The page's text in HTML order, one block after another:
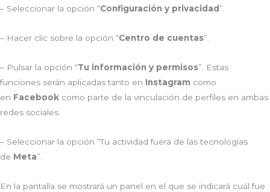
– Seleccionar la opción “Configuración y privacidad ”.
– Hacer clic sobre la opción “Centro de cuentas”.
– Pulsar la opción “Tu información y permisos”. Estas
funciones serán aplicadas tanto en Instagram como
en Facebook como parte de la vinculación de perfiles en ambas
redes sociales.
– Seleccionar la opción “Tu actividad fuera de las tecnologías
de Meta”.
En la pantalla se mostrará un panel en el que se indicará cuál fue